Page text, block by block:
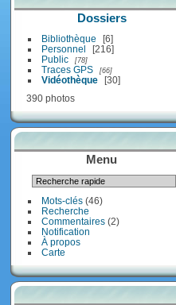
Dossiers
Bibliothèque
6
Personnel
216
Public
78
Traces GPS 66
Vidéothèque
30
390 photos
Menu
Mots-clés(46)
Recherche
Commentaires(2)
Notification
À propos
Carte